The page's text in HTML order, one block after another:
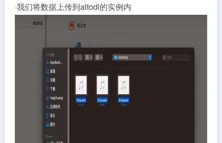
·我们将数据上传到altodl的实例内